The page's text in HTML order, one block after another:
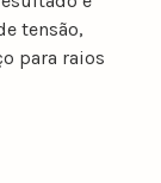
tensão,
para raios